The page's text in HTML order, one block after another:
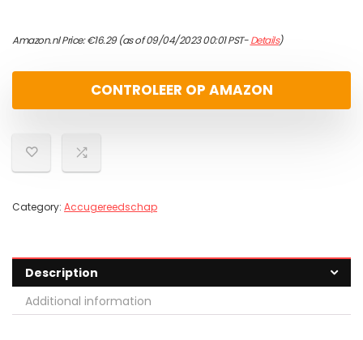
Amazon.nl Price:€16.29(as of 09/04/2023 00:01 PST-Details)
CONTROLEER OP AMAZON
Category: Accugereedschap
Description
Additional information